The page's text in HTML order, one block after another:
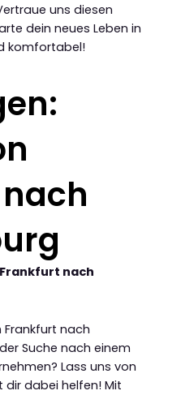
uns diesen
dein neues Leben in
komfortabel!
nach
Frankfurt nach
Suche nach einem
Lass uns von
dir dabei helfen! Mit